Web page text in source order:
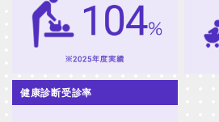
健康診断受診率